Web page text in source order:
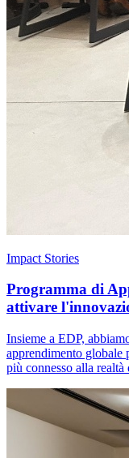
Impact Stories
Programma di
attivare
Insieme a EDP,
apprendimento globale
più connesso alla realtà